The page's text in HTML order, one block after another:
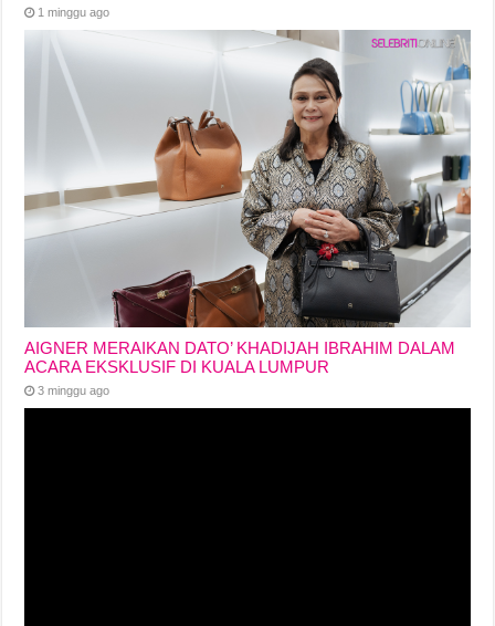
1 minggu ago
AIGNER MERAIKAN DATO’ KHADIJAH IBRAHIM DALAM
ACARA EKSKLUSIF DI KUALA LUMPUR
3 minggu ago